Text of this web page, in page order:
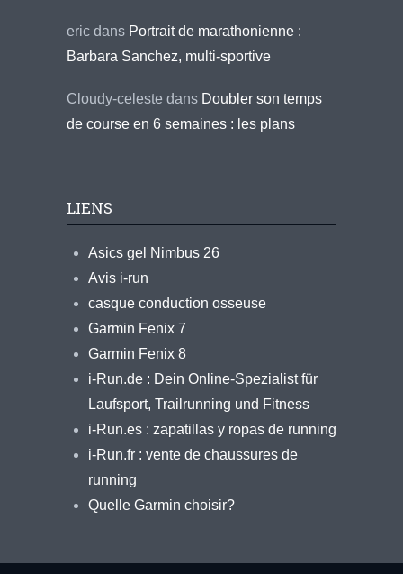
eric dans Portrait de marathonienne :
Barbara Sanchez, multi-sportive
Cloudy-celeste dans Doubler son temps
de course en 6 semaines : les plans
LIENS
Asics gel Nimbus 26
Avis i-run
casque conduction osseuse
Garmin Fenix 7
Garmin Fenix 8
i-Run.de : Dein Online-Spezialist für
Laufsport, Trailrunning und Fitness
i-Run.es : zapatillas y ropas de running
i-Run.fr : vente de chaussures de
running
Quelle Garmin choisir?